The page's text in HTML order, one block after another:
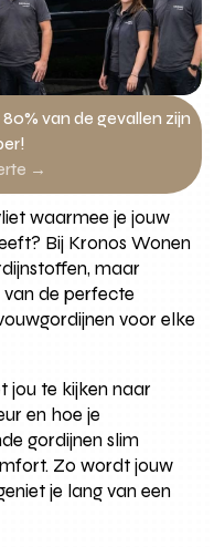
van de gevallen zijn
→
waarmee je jouw
Bij Kronos Wonen
maar
de perfecte
voor elke
jou te kijken naar
en hoe je
gordijnen slim
Zo wordt jouw
je lang van een